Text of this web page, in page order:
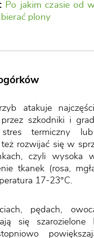
Po jakim czasie od
plony
atakuje
szkodniki i
stres termiczny
też rozwijać się w
czyli wysoka
tkanek (rosa,
17-23°C.
pędach,
się szarozielone